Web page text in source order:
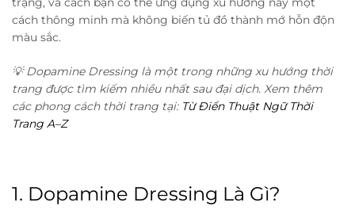
cách thông minh mà không biến tủ đồ thành mớ hỗn độn
màu sắc.
💡 Dopamine Dressing là một trong những xu hướng thời
trang được tìm kiếm nhiều nhất sau đại dịch. Xem thêm
các phong cách thời trang tại: Từ Điển Thuật Ngữ Thời
Trang A–Z
1. Dopamine Dressing Là Gì?